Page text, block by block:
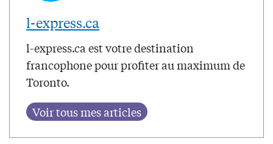
l-express.ca
l-express.ca est votre destination
francophone pour profiter au maximum de
Toronto.